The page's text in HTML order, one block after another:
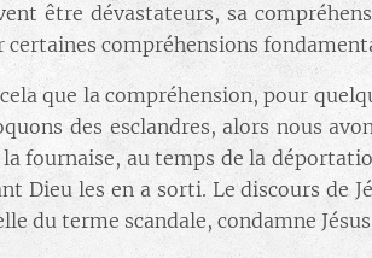
être dévastateurs, sa
certaines compréhensions
que la compréhension, pour
des esclandres, alors nous
la fournaise, au temps de la
Dieu les en a sorti. Le discours de
du terme scandale, condamne